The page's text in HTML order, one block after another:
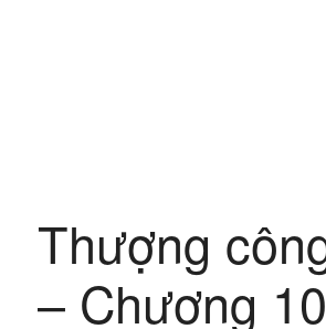
Thượng
– Chương